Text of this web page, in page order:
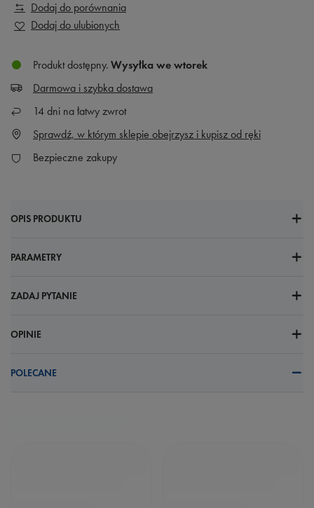
Dodaj do porównania
Dodaj do ulubionych
Produkt dostępny Wysyłka we wtorek
Darmowa i szybka dostawa
14 dni na łatwy zwrot
Sprawdź, w którym sklepie obejrzysz i kupisz od ręki
Bezpieczne zakupy
OPIS PRODUKTU
PARAMETRY
ZADAJ PYTANIE
OPINIE
POLECANE